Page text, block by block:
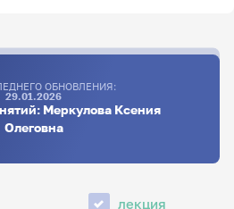
ОБНОВЛЕНИЯ:
29.01.2026
Меркулова Ксения
Олеговна
лекция